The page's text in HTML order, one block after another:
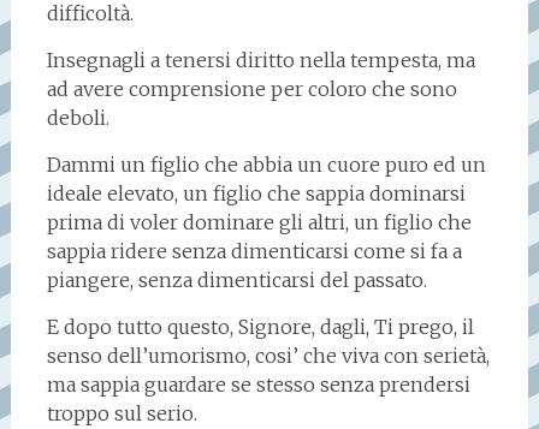
difficoltà.
Insegnagli a tenersi diritto nella tempesta, ma
ad avere comprensione per coloro che sono
deboli.
Dammi un figlio che abbia un cuore puro ed un
ideale elevato, un figlio che sappia dominarsi
prima di voler dominare gli altri, un figlio che
sappia ridere senza dimenticarsi come si fa a
piangere, senza dimenticarsi del passato.
E dopo tutto questo, Signore, dagli, Ti prego, il
senso dell’umorismo, cosi’ che viva con serietà,
ma sappia guardare se stesso senza prendersi
troppo sul serio.